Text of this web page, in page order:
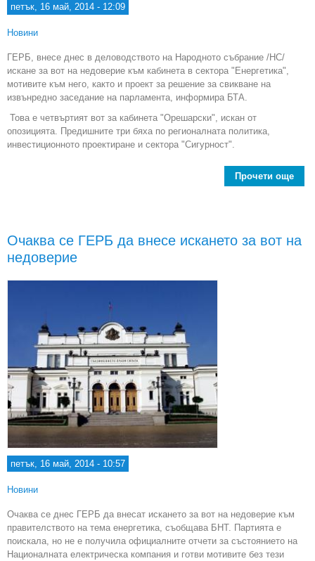
петък, 16 май, 2014 - 12:09
Новини
ГЕРБ, внесе днес в деловодството на Народното събрание /НС/
искане за вот на недоверие към кабинета в сектора "Енергетика",
мотивите към него, както и проект за решение за свикване на
извънредно заседание на парламента, информира БТА.
Това е четвъртият вот за кабинета "Орешарски", искан от
опозицията. Предишните три бяха по регионалната политика,
инвестиционното проектиране и сектора "Сигурност".
Прочети още
Очаква се ГЕРБ да внесе искането за вот на
недоверие
петък, 16 май, 2014 - 10:57
Новини
Очаква се днес ГЕРБ да внесат искането за вот на недоверие към
правителството на тема енергетика, съобщава БНТ. Партията е
поискала, но не е получила официалните отчети за състоянието на
Националната електрическа компания и готви мотивите без тези